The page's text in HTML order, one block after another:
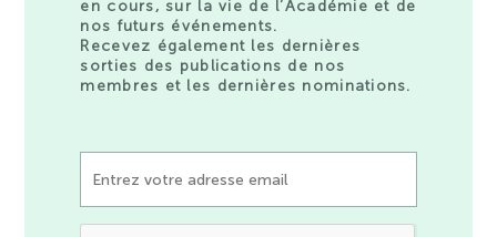
en cours, sur la vie de l’Académie et de
nos futurs événements.
Recevez également les dernières
sorties des publications de nos
membres et les dernières nominations.